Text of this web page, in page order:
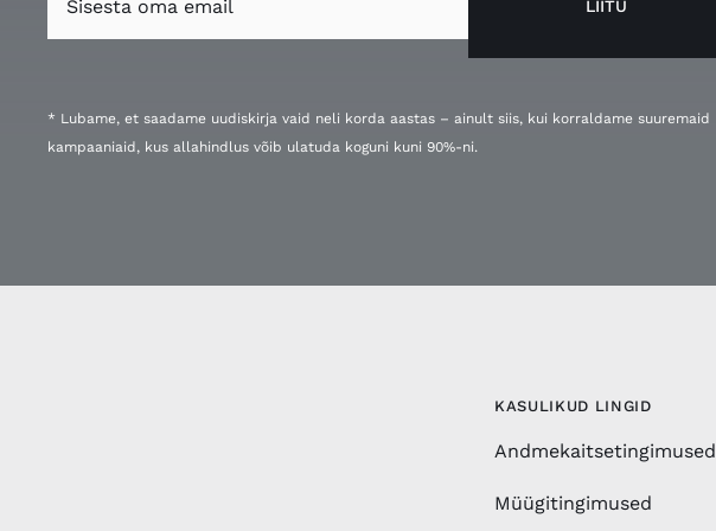
LIITU
* Lubame, et saadame uudiskirja vaid neli korda aastas – ainult siis, kui korraldame suuremaid
kampaaniaid, kus allahindlus võib ulatuda koguni kuni 90%-ni.
KASULIKUD LINGID
Andmekaitsetingimused
Müügitingimused